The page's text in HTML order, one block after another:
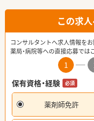
この求
コンサルタントへ求人情報を
薬局・病院等への直接応募では
1
保有資格・経験
必須
薬剤師免許